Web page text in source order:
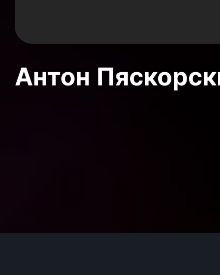
Антон